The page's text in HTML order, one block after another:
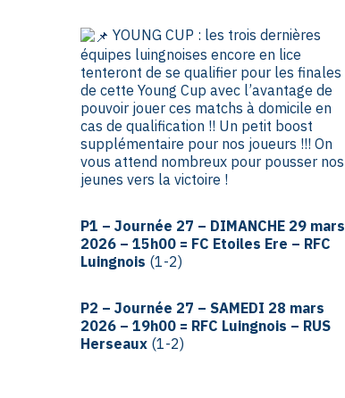
YOUNG CUP : les trois dernières
équipes luingnoises encore en lice
tenteront de se qualifier pour les finales
de cette Young Cup avec l’avantage de
pouvoir jouer ces matchs à domicile en
cas de qualification !! Un petit boost
supplémentaire pour nos joueurs !!! On
vous attend nombreux pour pousser nos
jeunes vers la victoire !
P1 – Journée 27 – DIMANCHE 29 mars
2026 – 15h00 = FC Etoiles Ere – RFC
Luingnois (1-2)
P2 – Journée 27 – SAMEDI 28 mars
2026 – 19h00 = RFC Luingnois – RUS
Herseaux (1-2)